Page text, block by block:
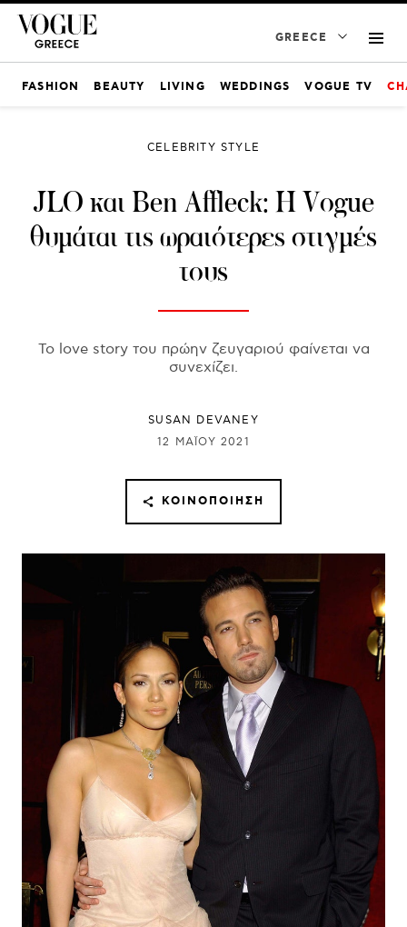
GREECE
FASHION BEAUTY LIVING WEDDINGS VOGUE TV
CELEBRITY STYLE
JLO και Ben Affleck: H Vogue
θυμάται τις ωραιότερες στιγμές
τους
Το love story του πρώην ζευγαριού φαίνεται να
συνεχίζει.
SUSAN DEVANEY
12 ΜΑΪ́ΟΥ 2021
ΚΟΙΝΟΠΟΊΗΣΗ